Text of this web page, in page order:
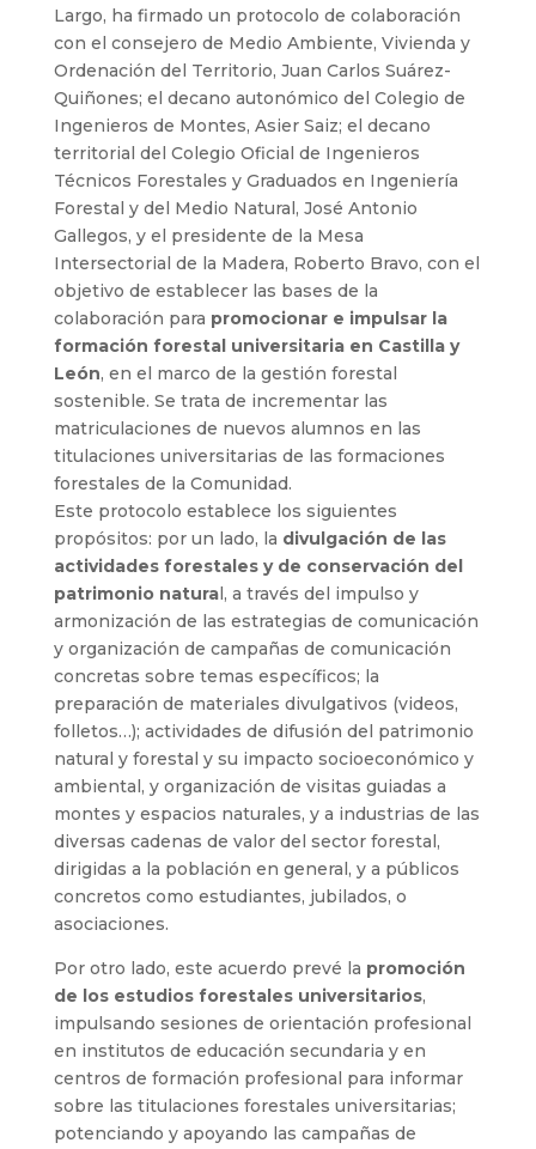
Largo, ha firmado un protocolo de colaboración
con el consejero de Medio Ambiente, Vivienda y
Ordenación del Territorio, Juan Carlos Suárez-
Quiñones; el decano autonómico del Colegio de
Ingenieros de Montes, Asier Saiz; el decano
territorial del Colegio Oficial de Ingenieros
Técnicos Forestales y Graduados en Ingeniería
Forestal y del Medio Natural, José Antonio
Gallegos, y el presidente de la Mesa
Intersectorial de la Madera, Roberto Bravo, con el
objetivo de establecer las bases de la
colaboración para promocionar e impulsar la
formación forestal universitaria en Castilla y
León, en el marco de la gestión forestal
sostenible. Se trata de incrementar las
matriculaciones de nuevos alumnos en las
titulaciones universitarias de las formaciones
forestales de la Comunidad.
Este protocolo establece los siguientes
propósitos: por un lado, la divulgación de las
actividades forestales y de conservación del
patrimonio natural, a través del impulso y
armonización de las estrategias de comunicación
y organización de campañas de comunicación
concretas sobre temas específicos; la
preparación de materiales divulgativos (videos,
folletos…); actividades de difusión del patrimonio
natural y forestal y su impacto socioeconómico y
ambiental, y organización de visitas guiadas a
montes y espacios naturales, y a industrias de las
diversas cadenas de valor del sector forestal,
dirigidas a la población en general, y a públicos
concretos como estudiantes, jubilados, o
asociaciones.
Por otro lado, este acuerdo prevé la promoción
de los estudios forestales universitarios,
impulsando sesiones de orientación profesional
en institutos de educación secundaria y en
centros de formación profesional para informar
sobre las titulaciones forestales universitarias;
potenciando y apoyando las campañas de